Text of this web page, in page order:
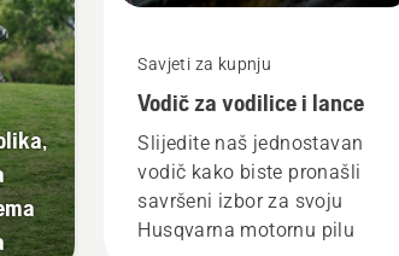
Savjeti za kupnju
Vodič za vodilice i lance
Slijedite naš jednostavan
vodič kako biste pronašli
savršeni izbor za svoju
Husqvarna motornu pilu